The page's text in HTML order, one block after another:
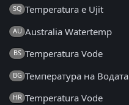
SQ Temperatura e Ujit
AU Australia Watertemp
BS Temperatura Vode
BG Температура на Водата
HR Temperatura Vode